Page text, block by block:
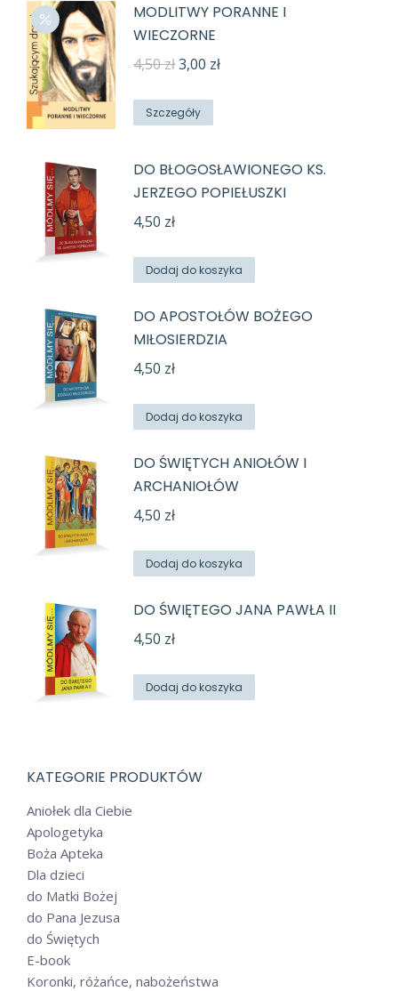
MODLITWY PORANNE I
WIECZORNE
4,50złPierwotna
wynosiła:
3,00 złAktualna
Szczegóły
DO BŁOGOSŁAWIONEGO KS.
JERZEGO POPIEŁUSZKI
4,50 zł
Dodaj do koszyka
DO APOSTOŁÓW BOŻEGO
MIŁOSIERDZIA
4,50 zł
Dodaj do koszyka
DO ŚWIĘTYCH ANIOŁÓW I
ARCHANIOŁÓW
4,50 zł
Dodaj do koszyka
DO ŚWIĘTEGO JANA PAWŁA II
4,50 zł
Dodaj do koszyka
KATEGORIE PRODUKTÓW
Aniołek dla Ciebie
Apologetyka
Boża Apteka
Dla dzieci
do Matki Bożej
do Pana Jezusa
do Świętych
E-book
Koronki, różańce, nabożeństwa